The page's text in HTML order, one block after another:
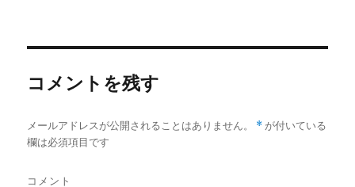
コメントを残す
メールアドレスが公開されることはありません。 * が付いている
欄は必須項目です
コメント